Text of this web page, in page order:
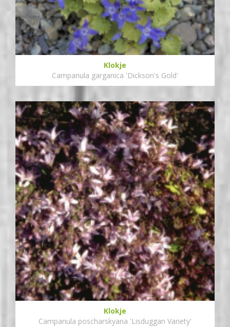
Klokje
Campanula garganica 'Dickson's Gold'
Klokje
Campanula poscharskyana 'Lisduggan Variety'